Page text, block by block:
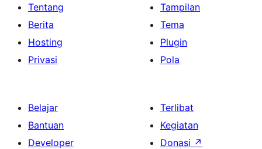
Tentang
Berita
Hosting
Privasi
Tampilan
Tema
Plugin
Pola
Belajar
Bantuan
Developer
Terlibat
Kegiatan
Donasi ↗